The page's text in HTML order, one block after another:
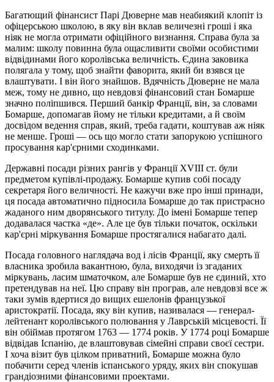
Багатющий фінансист Парі Дюверне мав неабиякий клопіт із
офіцерською школою, в яку він вклав величезні гроші і яка
ніяк не могла отримати офіційного визнання. Справа була за
малим: школу повинна була ощасливити своїми особистими
відвідинами його королівська величність. Єдина заковика
полягала у тому, щоб знайти фаворита, який би взявся це
влаштувати. І він його знайшов. Вдячність Дюверне не мала
меж, тому не дивно, що невдовзі фінансовий стан Бомарше
значно поліпшився. Перший банкір Франції, він, за словами
Бомарше, допомагав йому не тільки кредитами, а й своїм
досвідом ведення справ, який, треба гадати, коштував аж ніяк
не менше. Гроші — ось що могло стати запорукою успішного
просування кар'єрними сходинками.
Державні посади різних рангів у Франції XVIII ст. були
предметом купівлі-продажу. Бомарше купив собі посаду
секретаря його величності. Не кажучи вже про інші принади,
ця посада автоматично підносила Бомарше до так пристрасно
жаданого ним дворянського титулу. До імені Бомарше тепер
додавалася частка «де». Але це був тільки початок, оскільки
кар'єрні міркування Бомарше простягалися набагато далі.
Посада головного наглядача вод і лісів Франції, яку смерть її
власника зробила вакантною, була, виходячи із згаданих
міркувань, ласим шматочком, але Бомарше був не єдиний, хто
претендував на неї. Цю справу він програв, але невдовзі все ж
таки зумів вдертися до вищих ешелонів французької
аристократії. Посада, яку він купив, називалася — генерал-
лейтенант королівського полювання у Лаврській місцевості. Її
він обіймав протягом 1763 — 1774 років. У 1774 році Бомарше
відвідав Іспанію, де влаштовував сімейні справи своєї сестри.
І хоча візит був цілком приватний, Бомарше можна було
побачити серед членів іспанського уряду, яких він спокушав
грандіозними фінансовими проектами.